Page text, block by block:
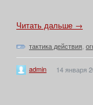
Читать дальше →
тактика действия
admin 14 января